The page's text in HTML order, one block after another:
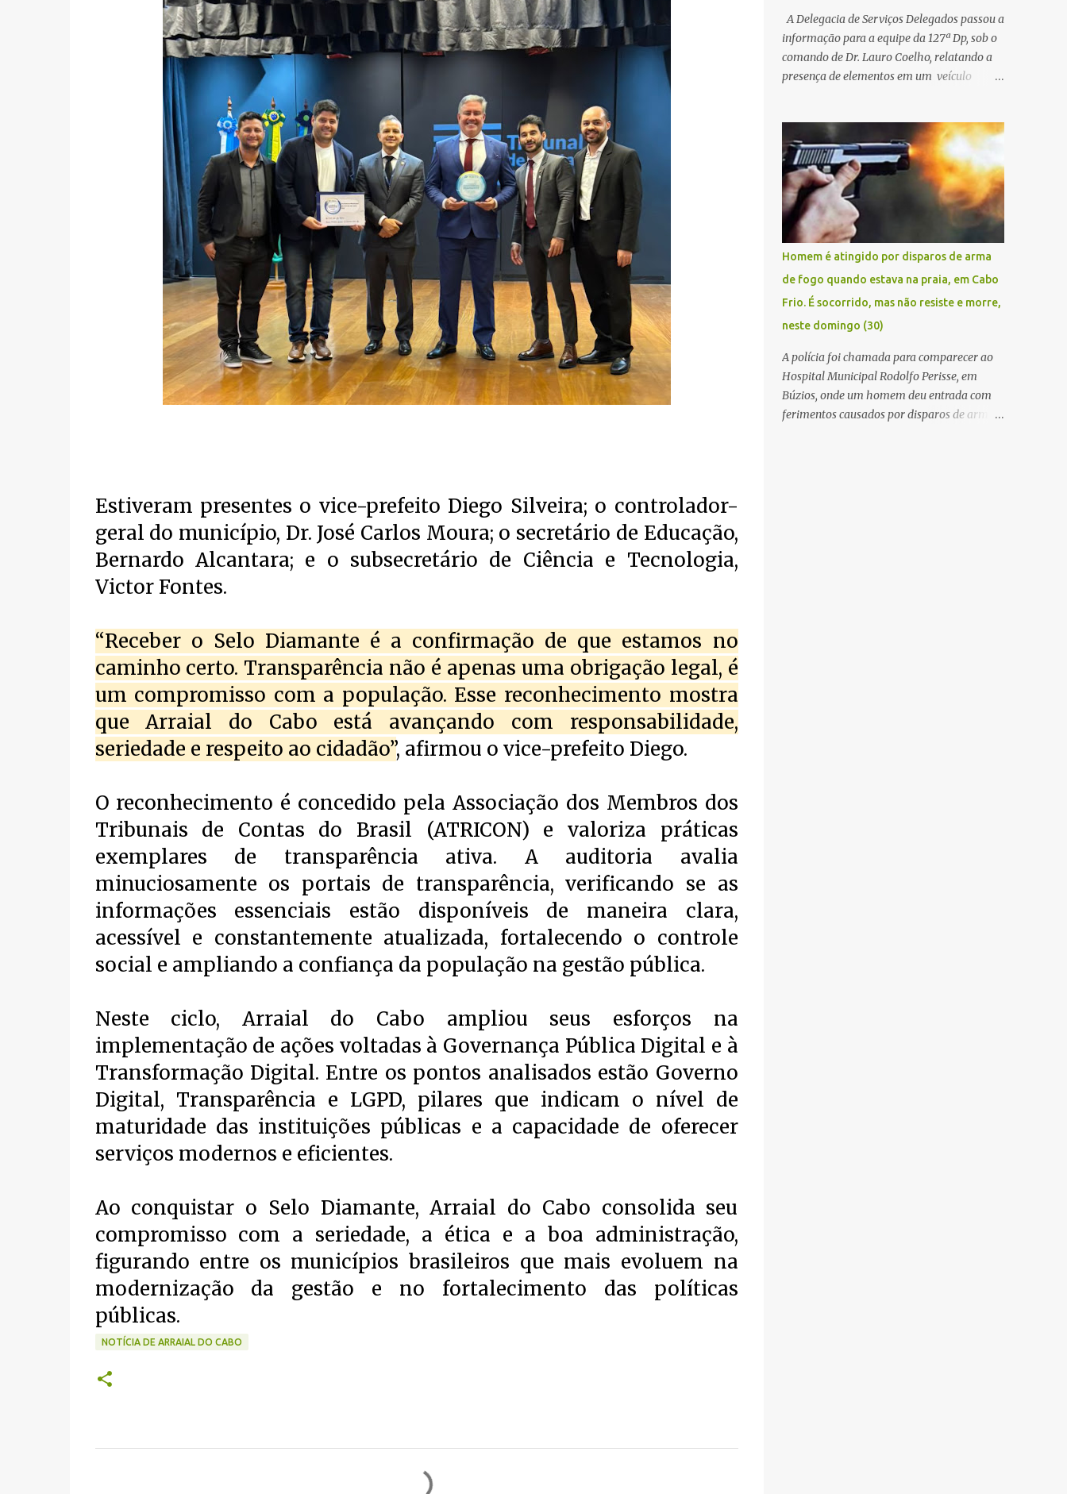
Estiveram presentes o vice-prefeito Diego Silveira; o controlador-
geral do município, Dr. José Carlos Moura; o secretário de Educação,
Bernardo Alcantara; e o subsecretário de Ciência e Tecnologia,
Victor Fontes.
“Receber o Selo Diamante é a confirmação de que estamos no
caminho certo. Transparência não é apenas uma obrigação legal, é
um compromisso com a população. Esse reconhecimento mostra
que Arraial do Cabo está avançando com responsabilidade,
seriedade e respeito ao cidadão”, afirmou o vice-prefeito Diego.
O reconhecimento é concedido pela Associação dos Membros dos
Tribunais de Contas do Brasil (ATRICON) e valoriza práticas
exemplares de transparência ativa. A auditoria avalia
minuciosamente os portais de transparência, verificando se as
informações essenciais estão disponíveis de maneira clara,
acessível e constantemente atualizada, fortalecendo o controle
social e ampliando a confiança da população na gestão pública.
Neste ciclo, Arraial do Cabo ampliou seus esforços na
implementação de ações voltadas à Governança Pública Digital e à
Transformação Digital. Entre os pontos analisados estão Governo
Digital, Transparência e LGPD, pilares que indicam o nível de
maturidade das instituições públicas e a capacidade de oferecer
serviços modernos e eficientes.
Ao conquistar o Selo Diamante, Arraial do Cabo consolida seu
compromisso com a seriedade, a ética e a boa administração,
figurando entre os municípios brasileiros que mais evoluem na
modernização da gestão e no fortalecimento das políticas
públicas.
NOTÍCIA DE ARRAIAL DO CABO
A Delegacia de Serviços Delegados passou a
informação para a equipe da 127ª Dp, sob o
comando de Dr. Lauro Coelho, relatando a
presença de elementos em um veículo
Búzios, na manhã de sexta feira (05). De
posse da placa do carro, a equipe da Civil
conseguiu aborda los na Estrada de Guriri
quanto tentavam fugir da cidade Buziana.
Um dos detidos é policial civil e este foi
baleado na perna na troca de tiros . Na
ocorrência, três armas, pistolas e uma
réplica de fuzil, foram apreendidas. O
homem baleado foi identificado como
Claudio Bastos, conhecido no meio político.
Homem é atingido por disparos de arma
de fogo quando estava na praia, em Cabo
Frio. É socorrido, mas não resiste e morre,
neste domingo (30)
A polícia foi chamada para comparecer ao
Hospital Municipal Rodolfo Perisse, em
Búzios, onde um homem deu entrada com
ferimentos causados por disparos de arma